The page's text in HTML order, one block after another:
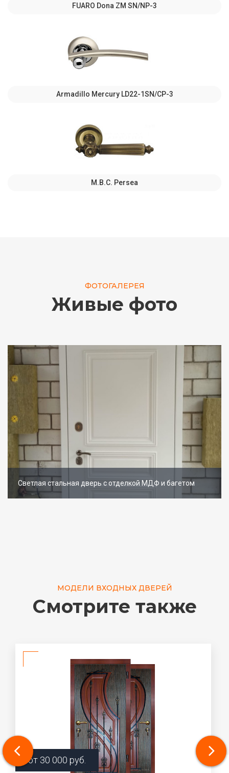
FUARO Dona ZM SN/NP-3
Armadillo Mercury LD22-1SN/CP-3
M.B.C. Persea
ФОТОГАЛЕРЕЯ
Живые фото
Светлая стальная дверь с отделкой МДФ и багетом
МОДЕЛИ ВХОДНЫХ ДВЕРЕЙ
Смотрите также
от 30 000 руб.